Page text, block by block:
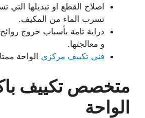
اصلاح القطع او تبديلها
تسرب الماء من المكيف.
دراية تامة بأسباب خروج
و معالجتها.
فني تكييف مركزي الواحة
متخصص تكييف
الواحة